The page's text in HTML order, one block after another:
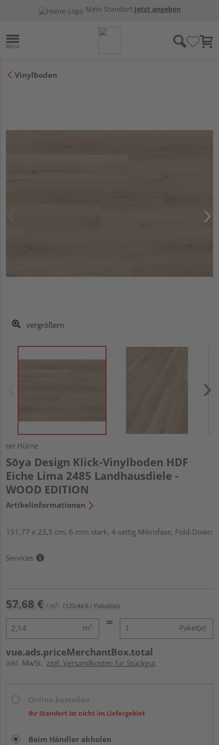
Mein Standort:Jetzt angeben
Vinylboden
vergrößern
ter Hürne
Sōya Design Klick-Vinylboden HDF
Eiche Lima 2485 Landhausdiele -
WOOD EDITION
Artikelinformationen
151,77 x 23,5 cm, 6 mm stark, 4-seitig Mikrofase, Fold-Down
Services
57,68 € / m² (123,44 € / Paket(e))
m² Paket(e)
vue.ads.priceMerchantBox.total
inkl. MwSt. zzgl. Versandkosten für Stückgut
Ihr Standort ist nicht im Liefergebiet
Beim Händler abholen